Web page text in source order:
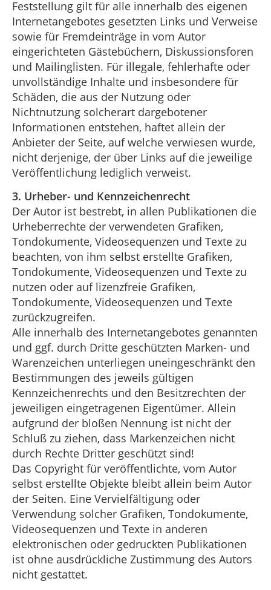
Feststellung gilt für alle innerhalb des eigenen
Internetangebotes gesetzten Links und Verweise
sowie für Fremdeinträge in vom Autor
eingerichteten Gästebüchern, Diskussionsforen
und Mailinglisten. Für illegale, fehlerhafte oder
unvollständige Inhalte und insbesondere für
Schäden, die aus der Nutzung oder
Nichtnutzung solcherart dargebotener
Informationen entstehen, haftet allein der
Anbieter der Seite, auf welche verwiesen wurde,
nicht derjenige, der über Links auf die jeweilige
Veröffentlichung lediglich verweist.
3. Urheber- und Kennzeichenrecht
Der Autor ist bestrebt, in allen Publikationen die
Urheberrechte der verwendeten Grafiken,
Tondokumente, Videosequenzen und Texte zu
beachten, von ihm selbst erstellte Grafiken,
Tondokumente, Videosequenzen und Texte zu
nutzen oder auf lizenzfreie Grafiken,
Tondokumente, Videosequenzen und Texte
zurückzugreifen.
Alle innerhalb des Internetangebotes genannten
und ggf. durch Dritte geschützten Marken- und
Warenzeichen unterliegen uneingeschränkt den
Bestimmungen des jeweils gültigen
Kennzeichenrechts und den Besitzrechten der
jeweiligen eingetragenen Eigentümer. Allein
aufgrund der bloßen Nennung ist nicht der
Schluß zu ziehen, dass Markenzeichen nicht
durch Rechte Dritter geschützt sind!
Das Copyright für veröffentlichte, vom Autor
selbst erstellte Objekte bleibt allein beim Autor
der Seiten. Eine Vervielfältigung oder
Verwendung solcher Grafiken, Tondokumente,
Videosequenzen und Texte in anderen
elektronischen oder gedruckten Publikationen
ist ohne ausdrückliche Zustimmung des Autors
nicht gestattet.